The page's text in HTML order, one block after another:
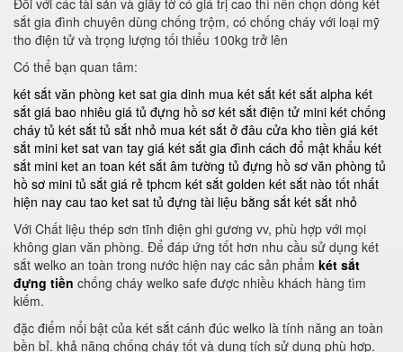
Đối với các tài sản và giấy tờ có giá trị cao thì nên chọn dòng két
sắt gia đình chuyên dùng chống trộm, có chống cháy với loại mỹ
tho điện tử và trọng lượng tối thiểu 100kg trở lên
Có thể bạn quan tâm:
két sắt văn phòng ket sat gia dinh mua két sắt két sắt alpha két
sắt giá bao nhiêu giá tủ đựng hồ sơ két sắt điện tử mini két chống
cháy tủ két sắt tủ sắt nhỏ mua két sắt ở đâu cửa kho tiền giá két
sắt mini ket sat van tay giá két sắt gia đình cách đổ mật khẩu két
sắt mini ket an toan két sắt âm tường tủ đựng hồ sơ văn phòng tủ
hồ sơ mini tủ sắt giá rẻ tphcm két sắt golden két sắt nào tốt nhất
hiện nay cau tao ket sat tủ đựng tài liệu bằng sắt két sắt nhỏ
Với Chất liệu thép sơn tĩnh điện ghi gương vv, phù hợp với mọi
không gian văn phòng. Để đáp ứng tốt hơn nhu cầu sử dụng két
sắt welko an toàn trong nước hiện nay các sản phẩm két sắt
đựng tiền chống cháy welko safe được nhiều khách hàng tìm
kiếm.
đặc điểm nổi bật của két sắt cánh đúc welko là tính năng an toàn
bền bỉ. khả năng chống cháy tốt và dung tích sử dụng phù hợp.